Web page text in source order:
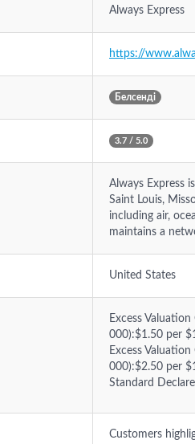
Always Express
https://
Белсенді
3.7 / 5.0
Always Express
Saint Louis,
including air,
maintains a
United States
Excess
000):$1.50 per
Excess
000):$2.50 per
Standard
Customers